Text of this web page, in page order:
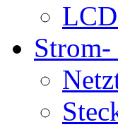
Strom-